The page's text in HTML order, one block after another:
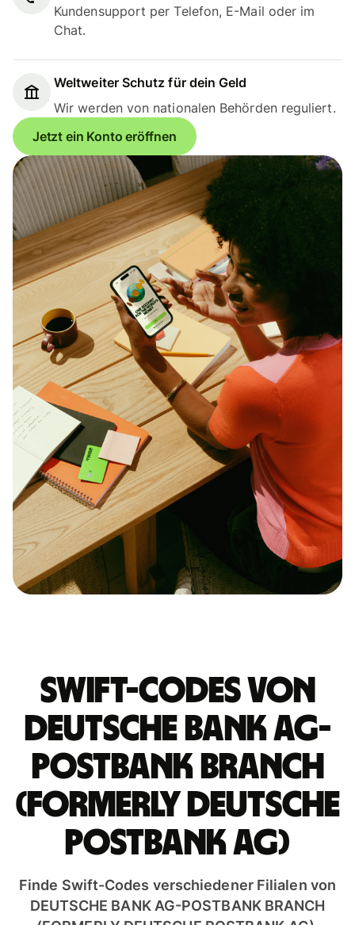
Kundensupport per Telefon, E-Mail oder im
Chat.
Weltweiter Schutz für dein Geld
Wir werden von nationalen Behörden reguliert.
Jetzt ein Konto eröffnen
Swift-Codes von
DEUTSCHE BANK AG-
POSTBANK BRANCH
(FORMERLY DEUTSCHE
POSTBANK AG)
Finde Swift-Codes verschiedener Filialen von
DEUTSCHE BANK AG-POSTBANK BRANCH